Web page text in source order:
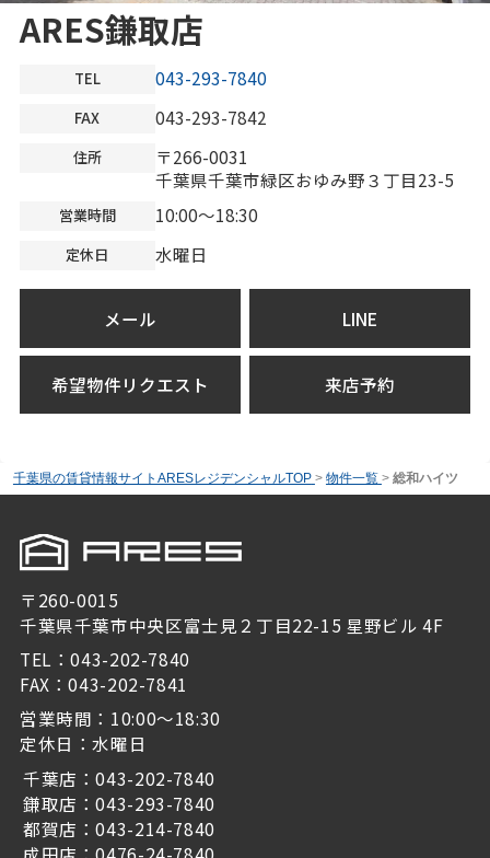
ARES鎌取店
TEL 043-293-7840
FAX 043-293-7842
住所
〒266-0031
千葉県千葉市緑区おゆみ野３丁目23-5
営業時間 10:00～18:30
定休日 水曜日
メール LINE
希望物件リクエスト 来店予約
千葉県の賃貸情報サイトARESレジデンシャルTOP > 物件一覧 > 総和ハイツ
〒260-0015
千葉県千葉市中央区富士見２丁目22-15 星野ビル 4F
TEL：043-202-7840
FAX：043-202-7841
営業時間：10:00～18:30
定休日：水曜日
千葉店：043-202-7840
鎌取店：043-293-7840
都賀店：043-214-7840